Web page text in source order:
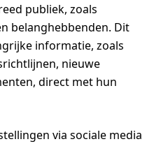
publiek, zoals
belanghebbenden. Dit
informatie, zoals
nieuwe
direct met hun
via sociale media